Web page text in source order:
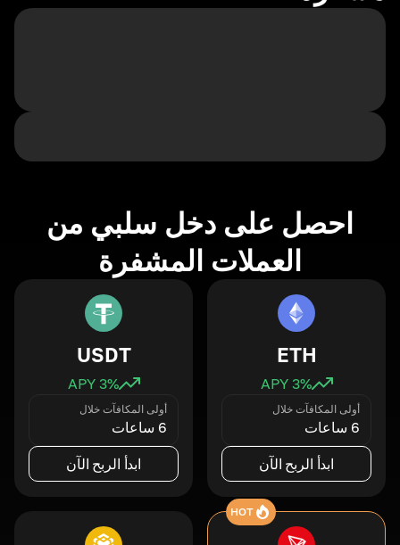
احصل على دخل سلبي من
العملات المشفرة
ETH
3% APY
أولى المكافآت خلال
6 ساعات
ابدأ الربح الآن
USDT
3% APY
أولى المكافآت خلال
6 ساعات
ابدأ الربح الآن
HOT